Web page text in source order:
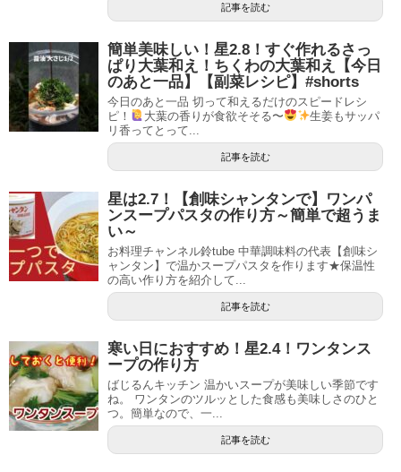
記事を読む
簡単美味しい！星2.8！すぐ作れるさっ
ぱり大葉和え！ちくわの大葉和え【今日
のあと一品】【副菜レシピ】#shorts
今日のあと一品 切って和えるだけのスピードレシ
ピ！
大葉の香りが食欲そそる〜
生姜もサッパ
リ香ってとって...
記事を読む
星は2.7！【創味シャンタンで】ワンパ
ンスープパスタの作り方～簡単で超うま
い～
お料理チャンネル鈴tube 中華調味料の代表【創味シ
ャンタン】で温かスープパスタを作ります★保温性
の高い作り方を紹介して...
記事を読む
寒い日におすすめ！星2.4！ワンタンス
ープの作り方
ばじるんキッチン 温かいスープが美味しい季節です
ね。 ワンタンのツルッとした食感も美味しさのひと
つ。簡単なので、一...
記事を読む